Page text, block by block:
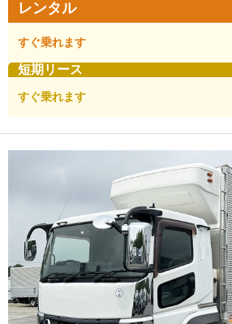
レンタル
すぐ乗れます
短期リース
すぐ乗れます